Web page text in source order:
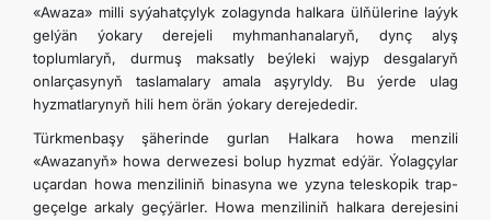
«Awaza» milli syýahatçylyk zolagynda halkara ülňülerine laýyk
gelýän ýokary derejeli myhmanhanalaryň, dynç alyş
toplumlaryň, durmuş maksatly beýleki wajyp desgalaryň
onlarçasynyň taslamalary amala aşyryldy. Bu ýerde ulag
hyzmatlarynyň hili hem örän ýokary derejededir.
Türkmenbaşy şäherinde gurlan Halkara howa menzili
«Awazanyň» howa derwezesi bolup hyzmat edýär. Ýolagçylar
uçardan howa menziliniň binasyna we yzyna teleskopik trap-
geçelge arkaly geçýärler. Howa menziliniň halkara derejesini